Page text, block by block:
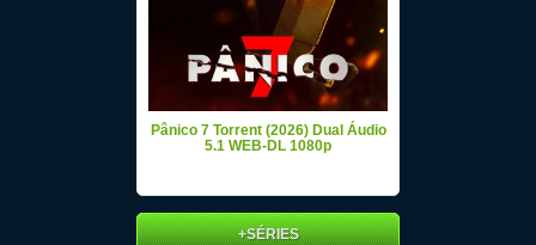
Pânico 7 Torrent (2026) Dual Áudio
5.1 WEB-DL 1080p
+SÉRIES